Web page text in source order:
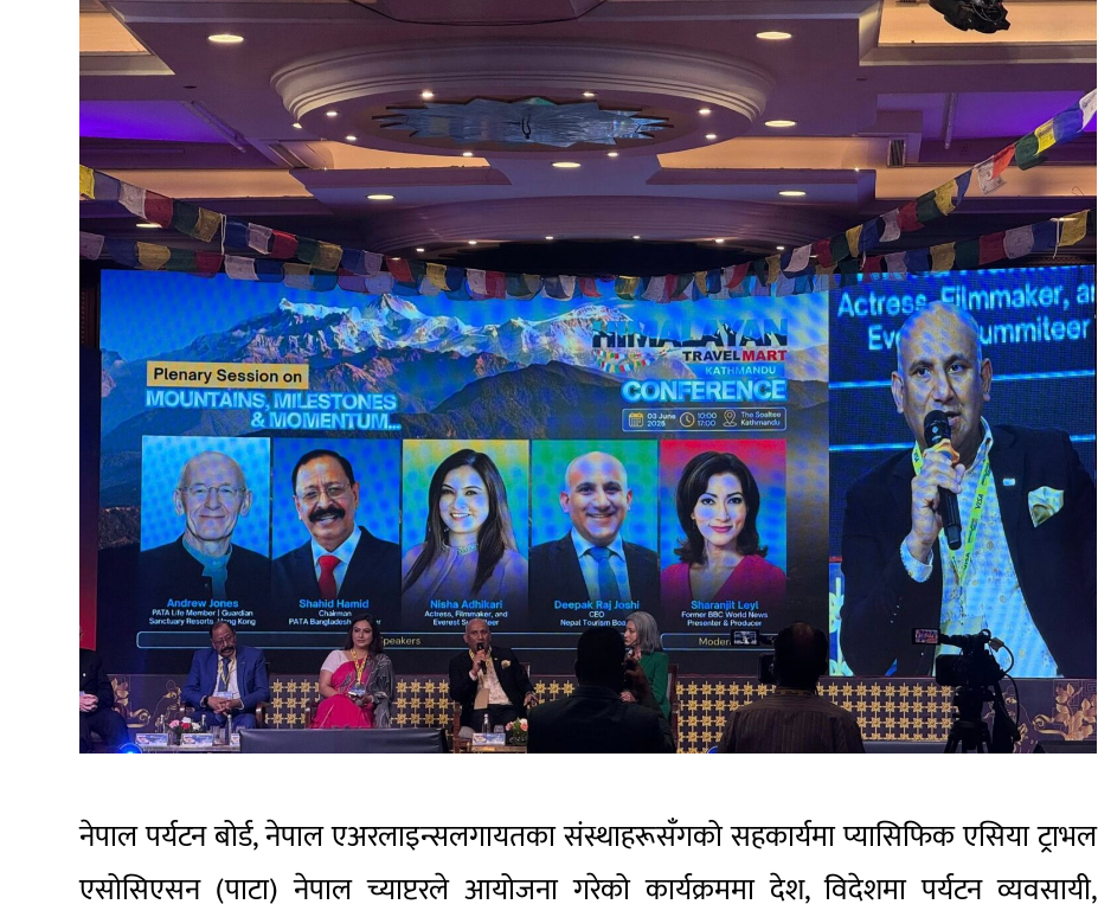
नेपाल पर्यटन बोर्ड, नेपाल एअरलाइन्सलगायतका संस्थाहरूसँगको सहकार्यमा प्यासिफिक एसिया ट्राभल
एसोसिएसन (पाटा) नेपाल च्याप्टरले आयोजना गरेको कार्यक्रममा देश, विदेशमा पर्यटन व्यवसायी,